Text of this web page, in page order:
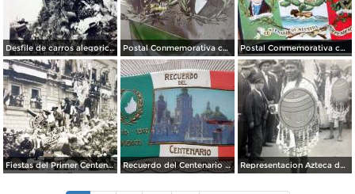
Desfile de carros alegoricos Fiestas del Centenario ( Sep-1910 ) por el Fotógrafo Fernando Kososky. Postal Conmemorativa con motivo del Primer Centenario de nuestra Independencia ( Septiembre de 1910) Postal Conmemorativa con motivo del Centenario de nuestra Independencia ( Septiembre de 1910)
Fiestas del Primer Centenario de la Independencia de Mexico ( 16 de Septiembre de 1910) Por el Fotografo Felix Miret Recuerdo del Centenario 16 de Septiembre de 1910. Representacion Azteca durante el desfile del Centenario 16 de Septiembre de 1910.